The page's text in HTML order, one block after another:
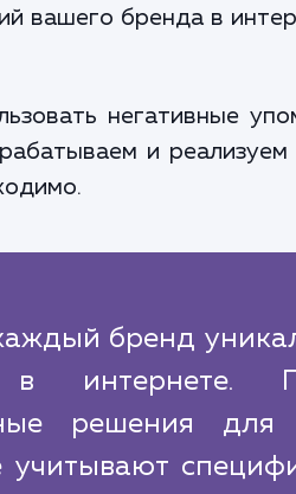
вашего бренда в
негативные
и
бренд
интернете.
решения
учитывают